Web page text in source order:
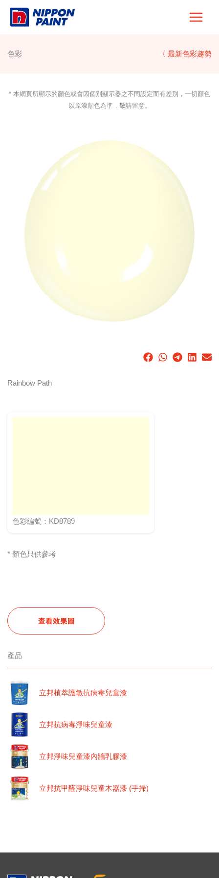
Skip
色彩 〈 最新色彩趨勢
* 本網頁所顯示的顏色或會因個別顯示器之不同設定而有差別，一切顏色
以原漆顏色為準，敬請留意。
Rainbow Path
色彩編號：KD8789
* 顏色只供參考
查看效果圖
產品
立邦植萃護敏抗病毒兒童漆
立邦抗病毒淨味兒童漆
立邦淨味兒童漆內牆乳膠漆
立邦抗甲醛淨味兒童木器漆 (手掃)